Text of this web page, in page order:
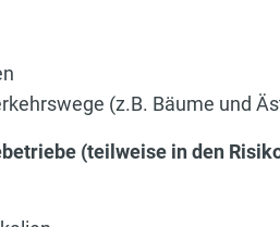
(z.B. Bäume und
(teilweise in den